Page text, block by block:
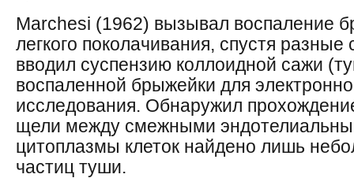
Marchesi (1962) вызывал воспаление
легкого поколачивания, спустя разные
вводил суспензию коллоидной сажи
воспаленной брыжейки для
исследования. Обнаружил
щели между смежными
цитоплазмы клеток найдено лишь
частиц туши.